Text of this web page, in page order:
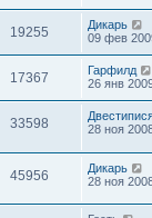
19255
Дикарь
09 фев
17367
Гарфилд
26 янв
33598
28 ноя
45956
Дикарь
28 ноя